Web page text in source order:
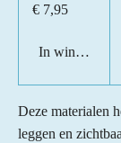
€ 7,95
In
Deze materialen
leggen en